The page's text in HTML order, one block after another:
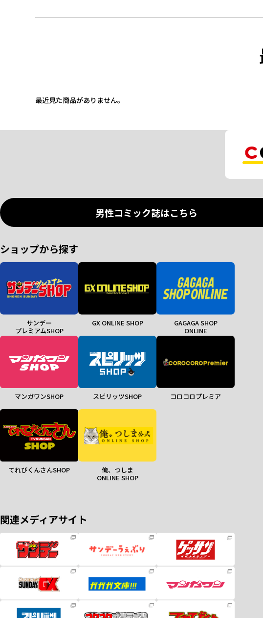
最近見た商品がありません。
男性コミック誌はこちら
ショップから探す
サンデー
プレミアムSHOP
GX ONLINE SHOP
GAGAGA SHOP
ONLINE
マンガワンSHOP スピリッツSHOP コロコロプレミア
てれびくんさんSHOP
俺、つしま
ONLINE SHOP
関連メディアサイト